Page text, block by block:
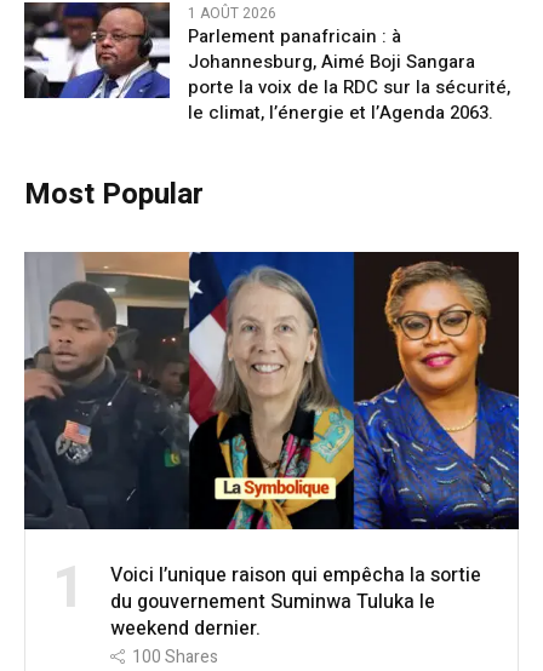
1 AOÛT 2026
Parlement panafricain : à
Johannesburg, Aimé Boji Sangara
porte la voix de la RDC sur la sécurité,
le climat, l’énergie et l’Agenda 2063.
Most Popular
1
Voici l’unique raison qui empêcha la sortie
du gouvernement Suminwa Tuluka le
weekend dernier.
100Shares